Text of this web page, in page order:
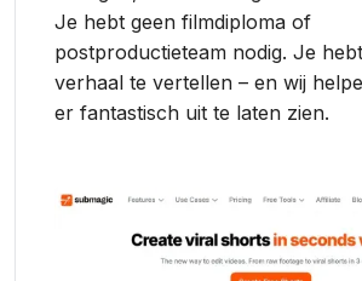
Je hebt geen filmdiploma of
postproductieteam nodig. Je
verhaal te vertellen – en wij
er fantastisch uit te laten zien.